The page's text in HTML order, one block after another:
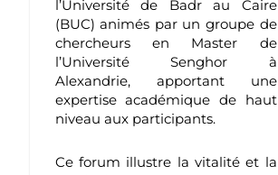
l’Université de Badr au Caire
(BUC) animés par un groupe de
chercheurs en Master de
l’Université Senghor à
Alexandrie, apportant une
expertise académique de haut
niveau aux participants.
Ce forum illustre la vitalité et la